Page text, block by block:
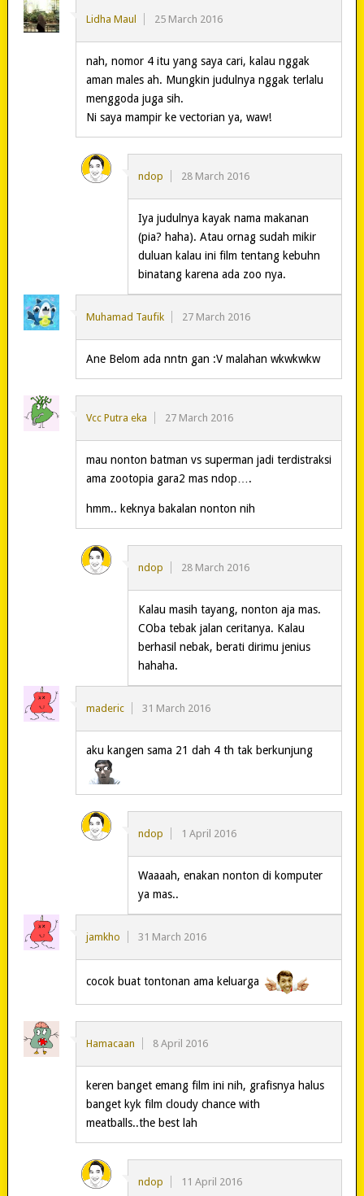
Lidha Maul 25 March 2016
nah, nomor 4 itu yang saya cari, kalau nggak
aman males ah. Mungkin judulnya nggak terlalu
menggoda juga sih.
Ni saya mampir ke vectorian ya, waw!
ndop 28 March 2016
Iya judulnya kayak nama makanan
(pia? haha). Atau ornag sudah mikir
duluan kalau ini film tentang kebuhn
binatang karena ada zoo nya.
Muhamad Taufik 27 March 2016
Ane Belom ada nntn gan :V malahan wkwkwkw
Vcc Putra eka 27 March 2016
mau nonton batman vs superman jadi terdistraksi
ama zootopia gara2 mas ndop….
hmm.. keknya bakalan nonton nih
ndop 28 March 2016
Kalau masih tayang, nonton aja mas.
COba tebak jalan ceritanya. Kalau
berhasil nebak, berati dirimu jenius
hahaha.
maderic 31 March 2016
aku kangen sama 21 dah 4 th tak berkunjung
ndop 1 April 2016
Waaaah, enakan nonton di komputer
ya mas..
jamkho 31 March 2016
cocok buat tontonan ama keluarga
Hamacaan 8 April 2016
keren banget emang film ini nih, grafisnya halus
banget kyk film cloudy chance with
meatballs..the best lah
ndop 11 April 2016